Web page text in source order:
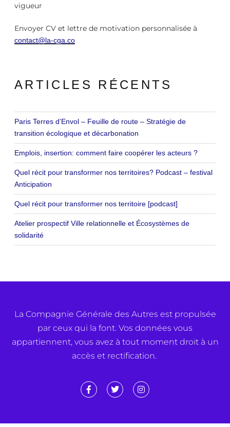
vigueur
Envoyer CV et lettre de motivation personnalisée à
contact@la-cga.co
ARTICLES RÉCENTS
Paris Terres d’Envol – Feuille de route – Stratégie de
transition écologique et décarbonation
Emplois, insertion: comment faire coopérer les acteurs ?
Quel récit pour transformer nos territoires? Podcast – festival
Anticipation
Quel récit pour transformer nos territoire [podcast]
Atelier prospectif Ville relationnelle et Écosystèmes de
solidarité
La Compagnie Générale des Autres est propulsée
par ceux qui la font. Vos données vous
appartiennent, vous avez à tout moment droit à un
accès et rectification.